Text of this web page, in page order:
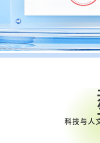
科技与人